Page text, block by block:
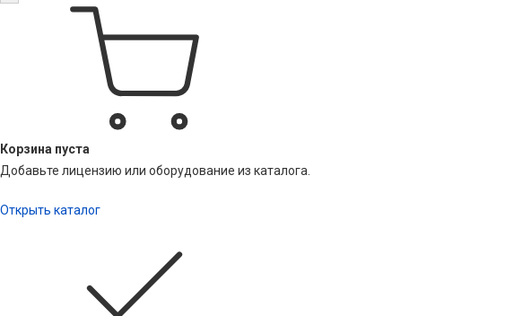
Корзина пуста
Добавьте лицензию или оборудование из каталога.
Открыть каталог